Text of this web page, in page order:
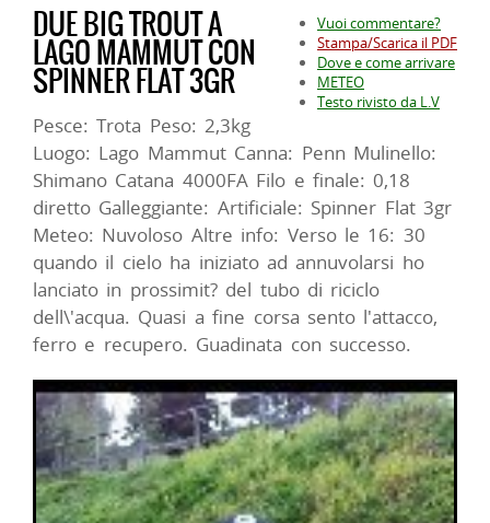
Vuoi commentare?
Stampa/Scarica il PDF
Dove e come arrivare
METEO
Testo rivisto da L.V
DUE BIG TROUT A
LAGO MAMMUT CON
SPINNER FLAT 3GR
Pesce: Trota Peso: 2,3kg
Luogo: Lago Mammut Canna: Penn Mulinello:
Shimano Catana 4000FA Filo e finale: 0,18
diretto Galleggiante: Artificiale: Spinner Flat 3gr
Meteo: Nuvoloso Altre info: Verso le 16: 30
quando il cielo ha iniziato ad annuvolarsi ho
lanciato in prossimit? del tubo di riciclo
dell\'acqua. Quasi a fine corsa sento l'attacco,
ferro e recupero. Guadinata con successo.